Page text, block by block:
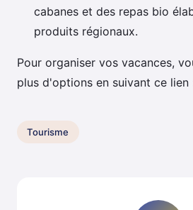
cabanes et des repas bio
produits régionaux.
Pour organiser vos vacances,
plus d'options en suivant ce lien
Tourisme